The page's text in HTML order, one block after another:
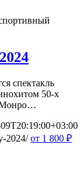
спектакль
50-х
Монро…
2024/ от 1 800 ₽